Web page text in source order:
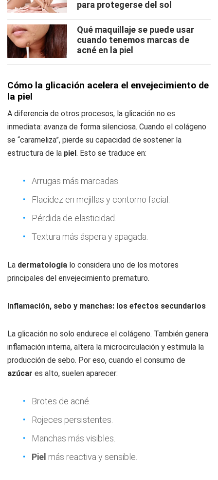
para protegerse del sol
Qué maquillaje se puede usar
cuando tenemos marcas de
acné en la piel
Cómo la glicación acelera el envejecimiento de
la piel
A diferencia de otros procesos, la glicación no es
inmediata: avanza de forma silenciosa. Cuando el colágeno
se “carameliza”, pierde su capacidad de sostener la
estructura de la piel. Esto se traduce en:
Arrugas más marcadas.
Flacidez en mejillas y contorno facial.
Pérdida de elasticidad.
Textura más áspera y apagada.
La dermatología lo considera uno de los motores
principales del envejecimiento prematuro.
Inflamación, sebo y manchas: los efectos secundarios
La glicación no solo endurece el colágeno. También genera
inflamación interna, altera la microcirculación y estimula la
producción de sebo. Por eso, cuando el consumo de
azúcar es alto, suelen aparecer:
Brotes de acné.
Rojeces persistentes.
Manchas más visibles.
Piel más reactiva y sensible.